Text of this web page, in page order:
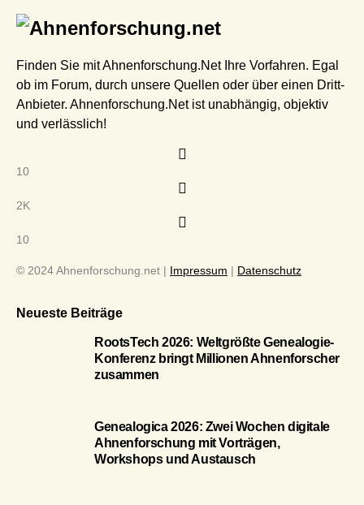
Finden Sie mit Ahnenforschung.Net Ihre Vorfahren. Egal
ob im Forum, durch unsere Quellen oder über einen Dritt-
Anbieter. Ahnenforschung.Net ist unabhängig, objektiv
und verlässlich!
10
2K
10
© 2024 Ahnenforschung.net | Impressum | Datenschutz
Neueste Beiträge
RootsTech 2026: Weltgrößte Genealogie-
Konferenz bringt Millionen Ahnenforscher
zusammen
Genealogica 2026: Zwei Wochen digitale
Ahnenforschung mit Vorträgen,
Workshops und Austausch